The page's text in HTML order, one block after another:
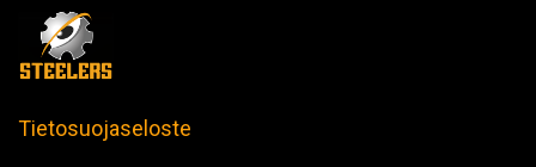
Tietosuojaseloste